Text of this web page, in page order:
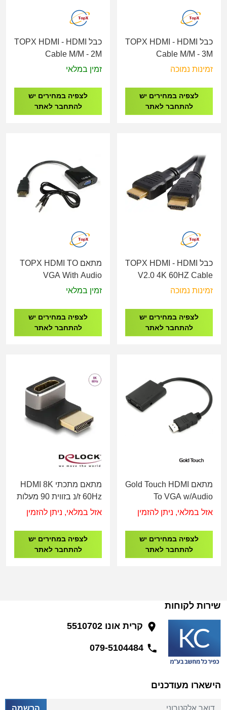
כבל TOPX HDMI - HDMI
Cable M/M - 3M
זמינות נמוכה
לצפיה במחירים יש
להתחבר לאתר
כבל TOPX HDMI - HDMI
Cable M/M - 2M
זמין במלאי
לצפיה במחירים יש
להתחבר לאתר
כבל TOPX HDMI - HDMI
V2.0 4K 60HZ Cable
M/M - 5M
זמינות נמוכה
לצפיה במחירים יש
להתחבר לאתר
מתאם TOPX HDMI TO
VGA With Audio
זמין במלאי
לצפיה במחירים יש
להתחבר לאתר
מתאם Gold Touch HDMI
To VGA w/Audio
Converter
אזל במלאי, ניתן להזמין
לצפיה במחירים יש
להתחבר לאתר
מתאם מתכתי HDMI 8K
60Hz ז/נ בזווית 90 מעלות
למטה Delock
אזל במלאי, ניתן להזמין
לצפיה במחירים יש
להתחבר לאתר
שירות לקוחות
קרית אונו 5510702
הישארו מעודכנים
דואר אלקטרוני הרשמה